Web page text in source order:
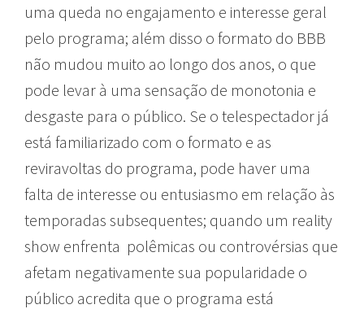
uma queda no engajamento e interesse geral
pelo programa; além disso o formato do BBB
não mudou muito ao longo dos anos, o que
pode levar à uma sensação de monotonia e
desgaste para o público. Se o telespectador já
está familiarizado com o formato e as
reviravoltas do programa, pode haver uma
falta de interesse ou entusiasmo em relação às
temporadas subsequentes; quando um reality
show enfrenta polêmicas ou controvérsias que
afetam negativamente sua popularidade o
público acredita que o programa está